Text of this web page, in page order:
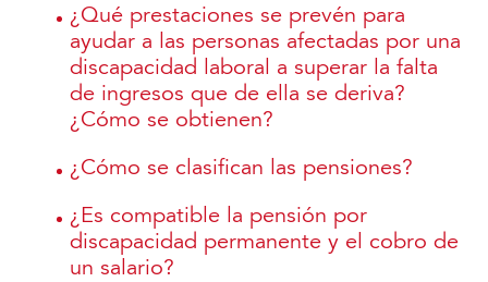
¿Qué prestaciones se prevén para
ayudar a las personas afectadas por una
discapacidad laboral a superar la falta
de ingresos que de ella se deriva?
¿Cómo se obtienen?
¿Cómo se clasifican las pensiones?
¿Es compatible la pensión por
discapacidad permanente y el cobro de
un salario?